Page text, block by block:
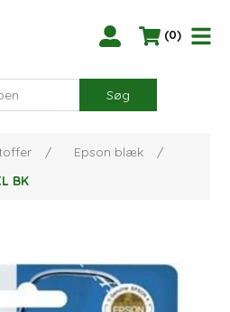
(0)
Søg
/ Epson blæk
/
BK